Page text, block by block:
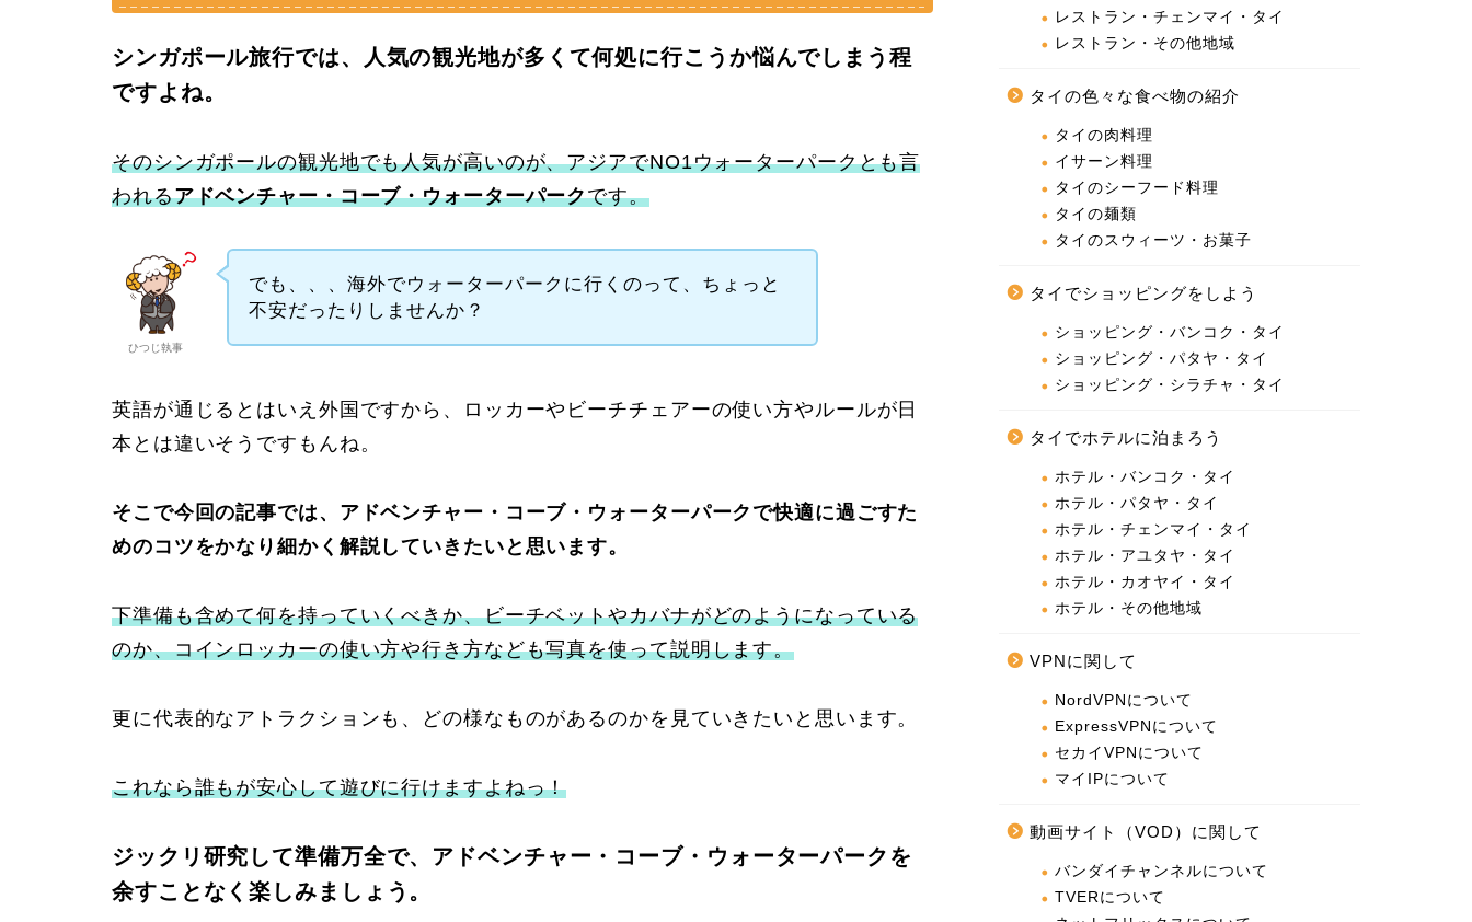
シンガポール旅行では、人気の観光地が多くて何処に行こうか悩んでしまう程
ですよね。
そのシンガポールの観光地でも人気が高いのが、アジアでNO1ウォーターパークとも言
われるアドベンチャー・コーブ・ウォーターパークです。
ひつじ執事
でも、、、海外でウォーターパークに行くのって、ちょっと
不安だったりしませんか？
英語が通じるとはいえ外国ですから、ロッカーやビーチチェアーの使い方やルールが日
本とは違いそうですもんね。
そこで今回の記事では、アドベンチャー・コーブ・ウォーターパークで快適に過ごすた
めのコツをかなり細かく解説していきたいと思います。
下準備も含めて何を持っていくべきか、ビーチベットやカバナがどのようになっている
のか、コインロッカーの使い方や行き方なども写真を使って説明します。
更に代表的なアトラクションも、どの様なものがあるのかを見ていきたいと思います。
これなら誰もが安心して遊びに行けますよねっ！
ジックリ研究して準備万全で、アドベンチャー・コーブ・ウォーターパークを
余すことなく楽しみましょう。
レストラン・チェンマイ・タイ
レストラン・その他地域
タイの色々な食べ物の紹介
タイの肉料理
イサーン料理
タイのシーフード料理
タイの麺類
タイのスウィーツ・お菓子
タイでショッピングをしよう
ショッピング・バンコク・タイ
ショッピング・パタヤ・タイ
ショッピング・シラチャ・タイ
タイでホテルに泊まろう
ホテル・バンコク・タイ
ホテル・パタヤ・タイ
ホテル・チェンマイ・タイ
ホテル・アユタヤ・タイ
ホテル・カオヤイ・タイ
ホテル・その他地域
VPNに関して
NordVPNについて
ExpressVPNについて
セカイVPNについて
マイIPについて
動画サイト（VOD）に関して
バンダイチャンネルについて
TVERについて